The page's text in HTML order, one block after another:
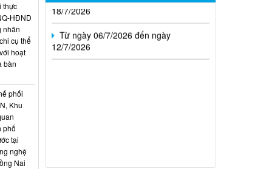
Từ ngày 06/7/2026 đến ngày
thực
HĐND
nhân
cụ thể
hoạt
bàn
phối
Khu
phố
tại
nghệ
Nai